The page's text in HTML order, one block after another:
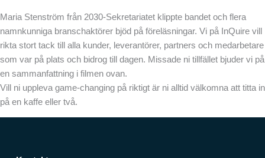
Kontakta oss
Maria Stenström från 2030-Sekretariatet klippte bandet och flera
namnkunniga branschaktörer bjöd på föreläsningar. Vi på InQuire vill
rikta stort tack till alla kunder, leverantörer, partners och medarbetare
som var på plats och bidrog till dagen. Missade ni tillfället bjuder vi på
en sammanfattning i filmen ovan.
Vill ni uppleva game-changing på riktigt är ni alltid välkomna att titta in
på en kaffe eller två.